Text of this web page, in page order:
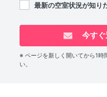
最新の空室状況が知り
今す
※ ページを新しく開いてから1時
い。